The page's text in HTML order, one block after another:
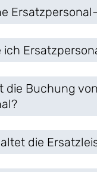
ich
die Buchung von
die